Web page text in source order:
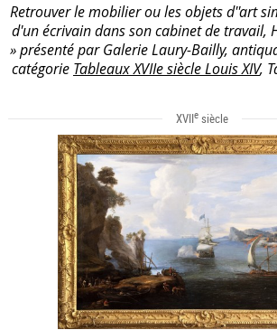
Retrouver le mobilier ou les objets d''art
d'un écrivain dans son cabinet de travail,
» présenté par Galerie Laury-Bailly,
catégorie Tableaux XVIIe siècle Louis XIV,
XVIIesiècle